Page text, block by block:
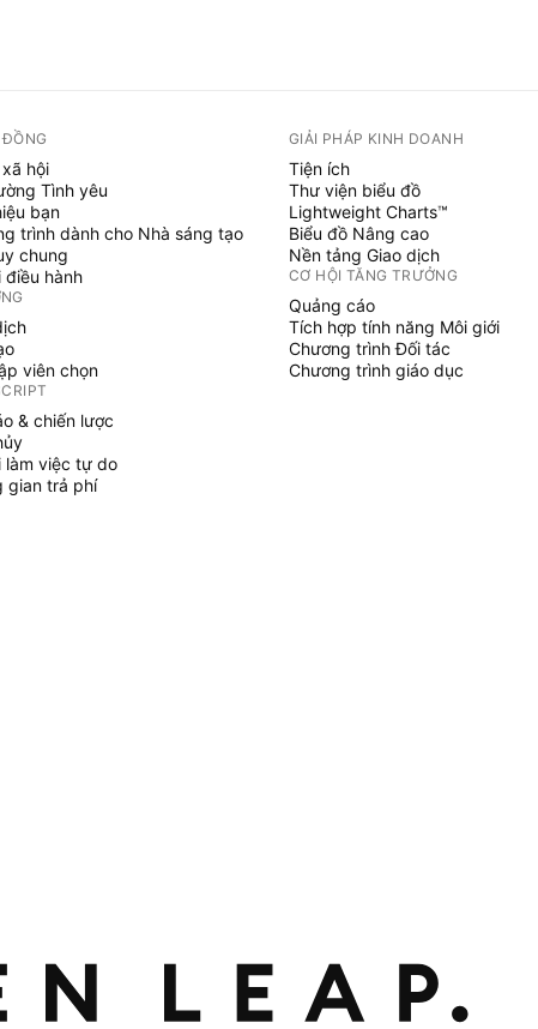
hội
Tình yêu
bạn
trình dành cho Nhà sáng tạo
chung
điều hành
viên chọn
& chiến lược
làm việc tự do
gian trả phí
GIẢI PHÁP KINH DOANH
Tiện ích
Thư viện biểu đồ
Lightweight Charts™
Biểu đồ Nâng cao
Nền tảng Giao dịch
CƠ HỘI TĂNG TRƯỞNG
Quảng cáo
Tích hợp tính năng Môi giới
Chương trình Đối tác
Chương trình giáo dục